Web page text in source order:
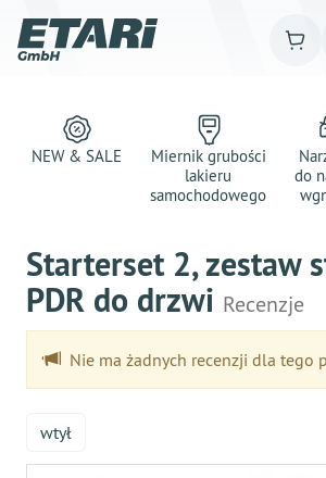
NEW & SALE
Miernik grubości
lakieru
samochodowego
do
Starterset 2, zestaw
PDR do drzwi Recenzje
Nie ma żadnych recenzji dla tego
wtył